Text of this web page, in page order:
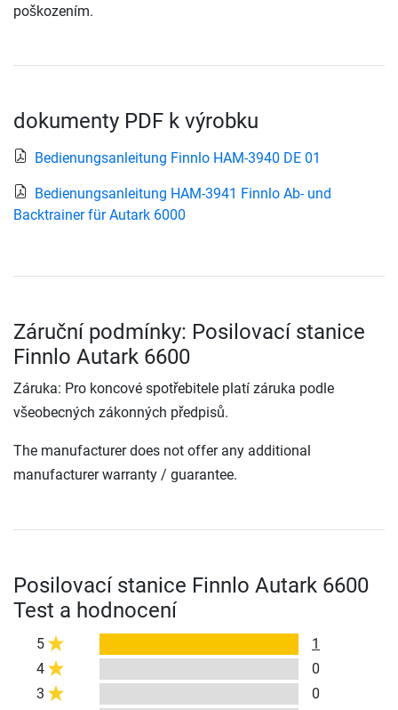
poškozením.
dokumenty PDF k výrobku
Bedienungsanleitung Finnlo HAM-3940 DE 01
Bedienungsanleitung HAM-3941 Finnlo Ab- und
Backtrainer für Autark 6000
Záruční podmínky: Posilovací stanice
Finnlo Autark 6600
Záruka: Pro koncové spotřebitele platí záruka podle
všeobecných zákonných předpisů.
The manufacturer does not offer any additional
manufacturer warranty / guarantee.
Posilovací stanice Finnlo Autark 6600
Test a hodnocení
5
1
4
0
3
0